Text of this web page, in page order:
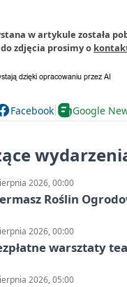
w artykule została
zdjęcia prosimy o
Facebook Google
2026, 00:00
Roślin
2026, 00:00
warsztaty
2026, 05:00